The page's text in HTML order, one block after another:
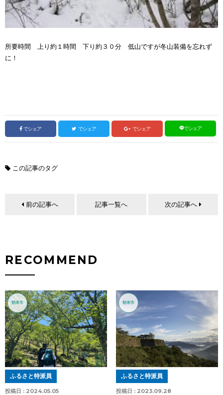
所要時間 上り約１時間 下り約３０分 低山ですが冬山装備を忘れず
に！
でシェア でシェア でシェア でシェア
この記事のタグ
前の記事へ 記事一覧へ 次の記事へ
RECOMMEND
朝来市
投稿日 : 2024.05.05
ふるさと特派員
朝来市
投稿日 : 2023.09.28
ふるさと特派員